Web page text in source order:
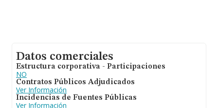
Datos comerciales
Estructura corporativa - Participaciones
NO
Contratos Públicos Adjudicados
Ver Información
Incidencias de Fuentes Públicas
Ver Información